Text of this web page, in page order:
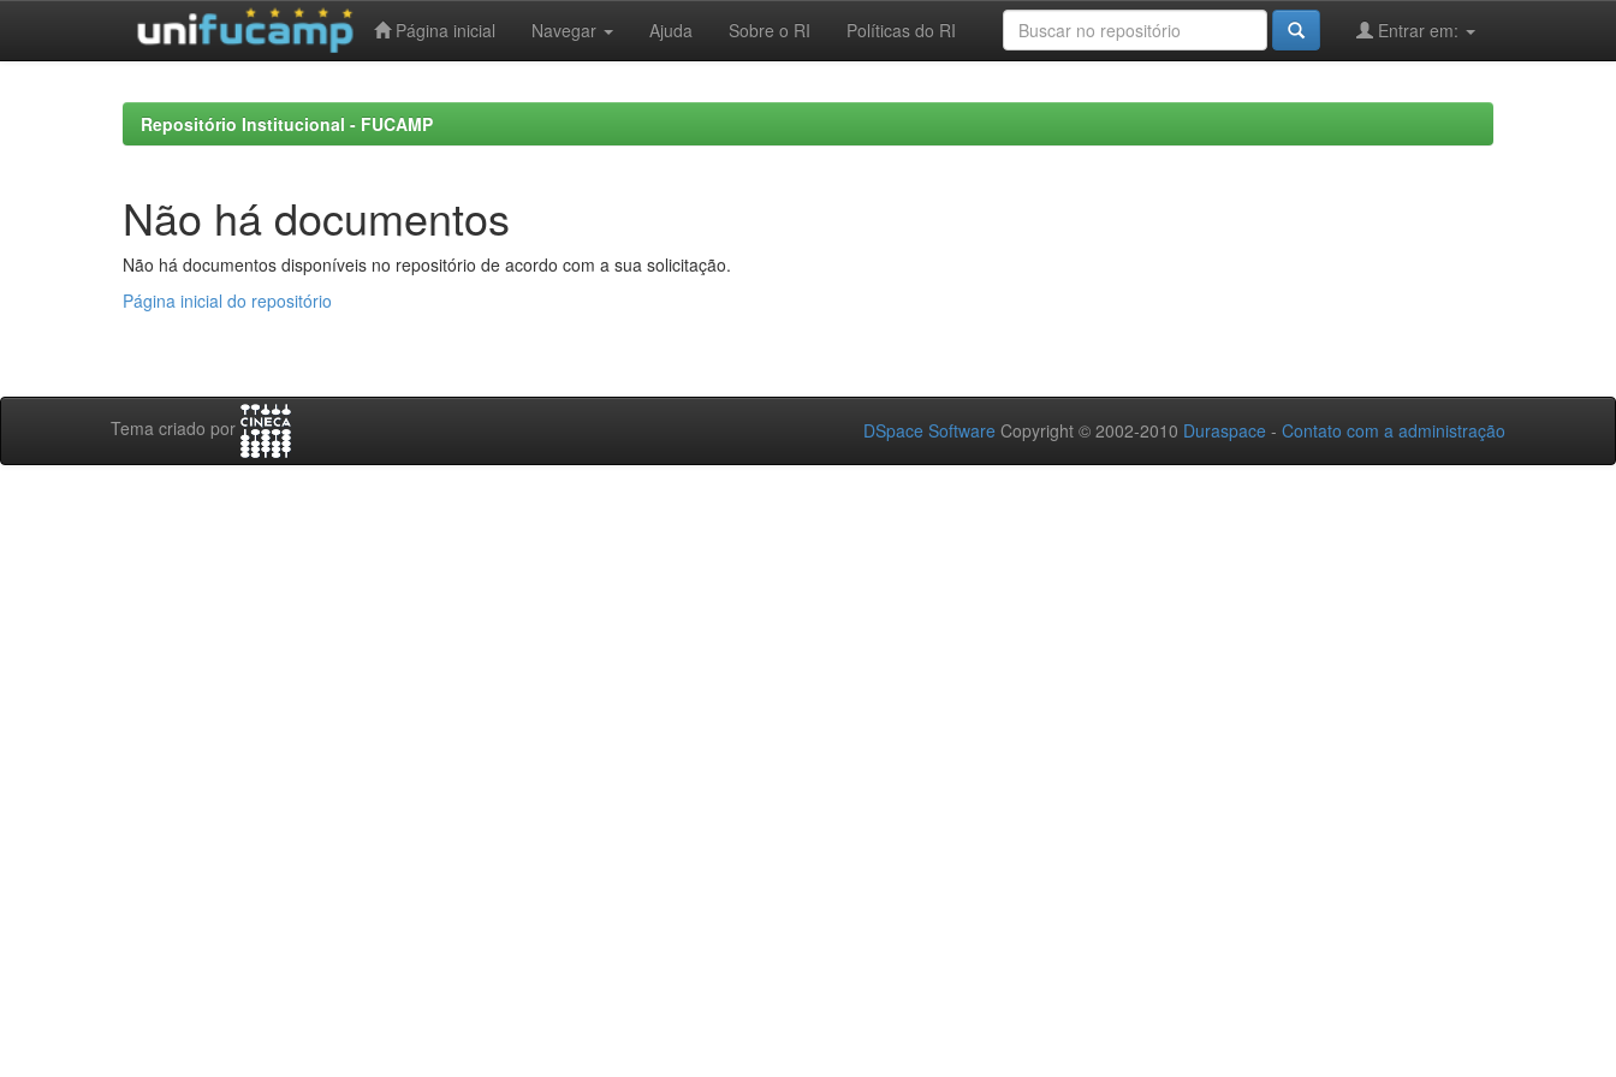
Página inicial Navegar Ajuda Sobre o RI Políticas do RI Entrar em:
Repositório Institucional - FUCAMP
Não há documentos
Não há documentos disponíveis no repositório de acordo com a sua solicitação.
Página inicial do repositório
Tema criado por DSpace Software Copyright © 2002-2010 Duraspace - Contato com a administração